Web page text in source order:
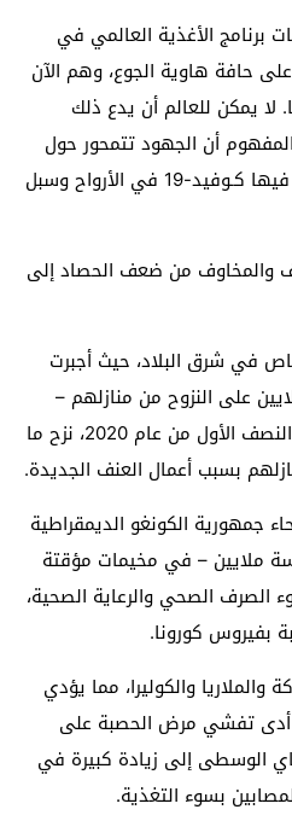
برنامج الأغذية العالمي في
على حافة هاوية الجوع، وهم الآن
يمكن للعالم أن يدع ذلك
أن الجهود تتمحور حول
الخسائر الفادحة التي يتسبب فيها كـوفيد-19 في الأرواح وسبل
والمخاوف من ضعف الحصاد إلى
في شرق البلاد، حيث أجبرت
على النزوح من منازلهم –
وكثير منهم عدة مرات. ففي النصف الأول من عام 2020، نزح ما
بسبب أعمال العنف الجديدة.
جمهورية الكونغو الديمقراطية
ملايين – في مخيمات مؤقتة
الصحي والرعاية الصحية،
بفيروس كورونا.
والكوليرا، مما يؤدي
أدى تفشي مرض الحصبة على
الوسطى إلى زيادة كبيرة في
بسوء التغذية.